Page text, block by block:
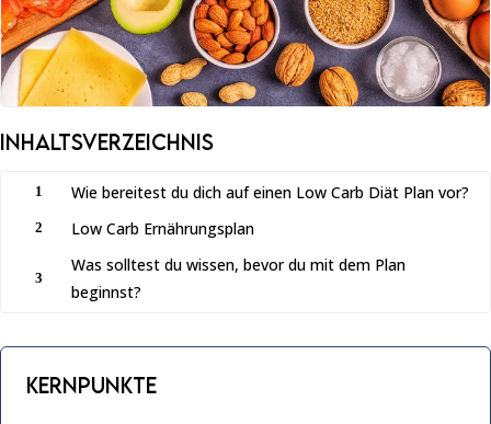
Inhaltsverzeichnis
1 Wie bereitest du dich auf einen Low Carb Diät Plan vor?
2 Low Carb Ernährungsplan
3
Was solltest du wissen, bevor du mit dem Plan
beginnst?
Kernpunkte